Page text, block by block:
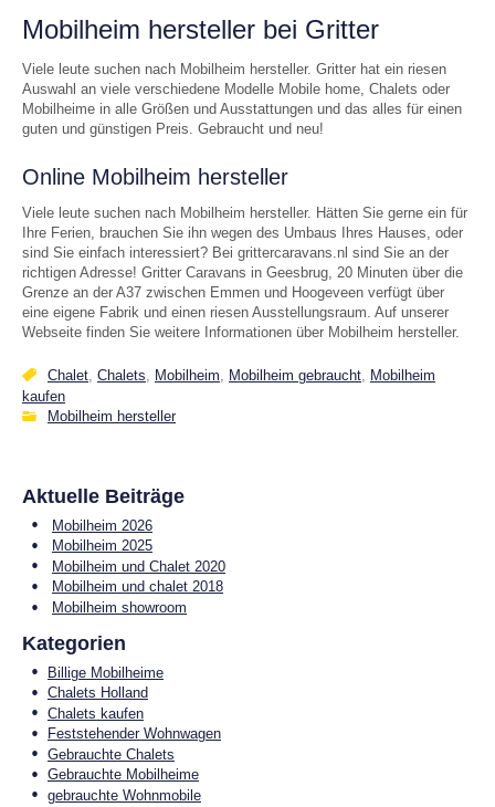
Mobilheim hersteller bei Gritter
Viele leute suchen nach Mobilheim hersteller. Gritter hat ein riesen
Auswahl an viele verschiedene Modelle Mobile home, Chalets oder
Mobilheime in alle Größen und Ausstattungen und das alles für einen
guten und günstigen Preis. Gebraucht und neu!
Online Mobilheim hersteller
Viele leute suchen nach Mobilheim hersteller. Hätten Sie gerne ein für
Ihre Ferien, brauchen Sie ihn wegen des Umbaus Ihres Hauses, oder
sind Sie einfach interessiert? Bei grittercaravans.nl sind Sie an der
richtigen Adresse! Gritter Caravans in Geesbrug, 20 Minuten über die
Grenze an der A37 zwischen Emmen und Hoogeveen verfügt über
eine eigene Fabrik und einen riesen Ausstellungsraum. Auf unserer
Webseite finden Sie weitere Informationen über Mobilheim hersteller.
Chalet Chalets Mobilheim Mobilheim gebraucht Mobilheim
kaufen
Mobilheim hersteller
Aktuelle Beiträge
Mobilheim 2026
Mobilheim 2025
Mobilheim und Chalet 2020
Mobilheim und chalet 2018
Mobilheim showroom
Kategorien
Billige Mobilheime
Chalets Holland
Chalets kaufen
Feststehender Wohnwagen
Gebrauchte Chalets
Gebrauchte Mobilheime
gebrauchte Wohnmobile